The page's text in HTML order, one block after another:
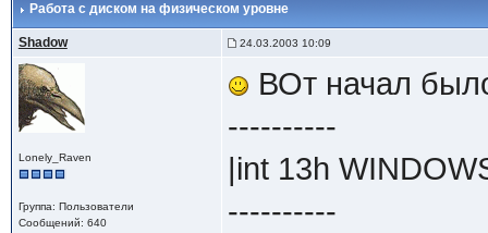
Работа с диском на физическом уровне
Shadow 24.03.2003 10:09
Lonely_Raven
Группа: Пользователи
Сообщений: 640
ВОт начал
----------
|int 13h
----------